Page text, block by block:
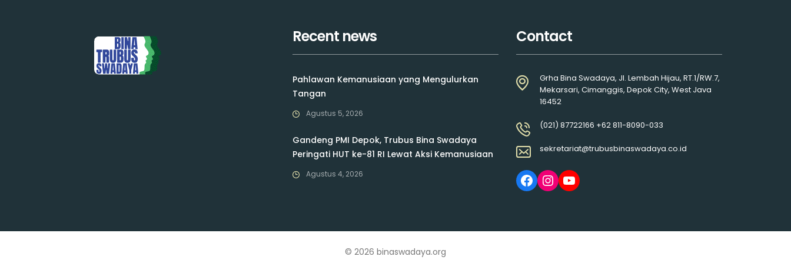
Recent news
Pahlawan Kemanusiaan yang Mengulurkan
Tangan
Agustus 5, 2026
Gandeng PMI Depok, Trubus Bina Swadaya
Peringati HUT ke-81 RI Lewat Aksi Kemanusiaan
Agustus 4, 2026
Contact
Grha Bina Swadaya, Jl. Lembah Hijau, RT.1/RW.7,
Mekarsari, Cimanggis, Depok City, West Java
16452
(021) 87722166 +62 811-8090-033
sekretariat@trubusbinaswadaya.co.id
© 2026 binaswadaya.org